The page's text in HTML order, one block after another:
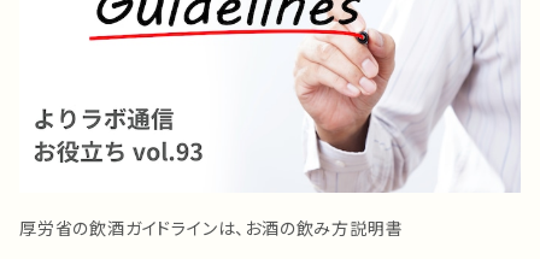
厚労省の飲酒ガイドラインは、お酒の飲み方説明書